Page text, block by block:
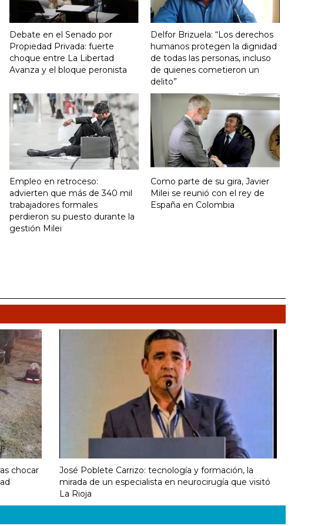
Debate en el Senado por
Propiedad Privada: fuerte
choque entre La Libertad
Avanza y el bloque peronista
Delfor Brizuela: “Los derechos
humanos protegen la dignidad
de todas las personas, incluso
de quienes cometieron un
delito”
Empleo en retroceso:
advierten que más de 340 mil
trabajadores formales
perdieron su puesto durante la
gestión Milei
Como parte de su gira, Javier
Milei se reunió con el rey de
España en Colombia
chocar
José Poblete Carrizo: tecnología y formación, la
mirada de un especialista en neurocirugía que visitó
La Rioja